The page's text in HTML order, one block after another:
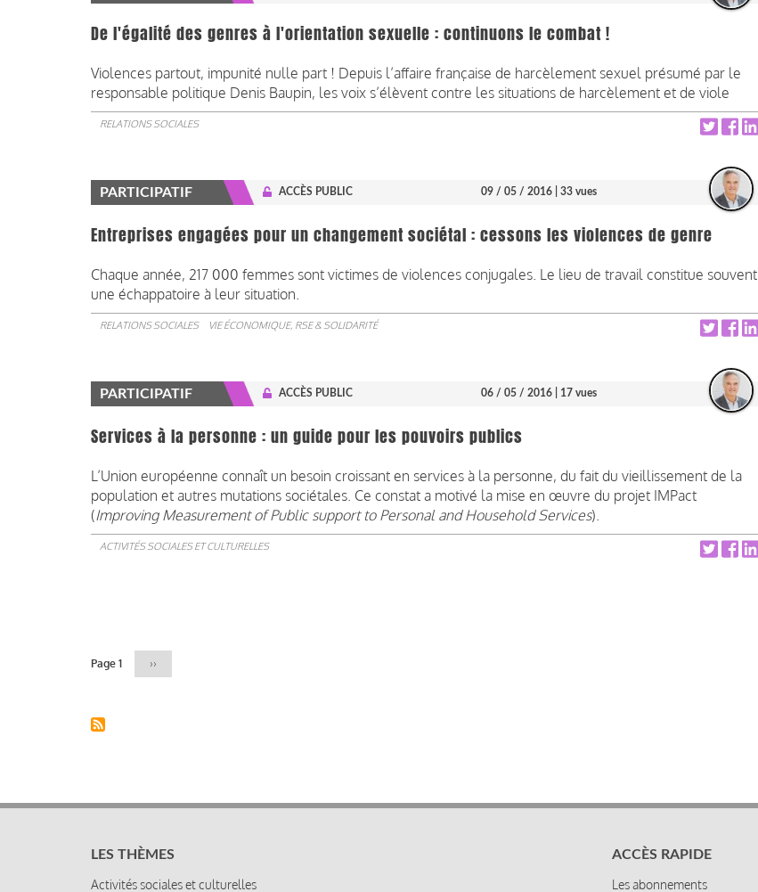
De l'égalité des genres à l'orientation sexuelle : continuons le combat !
Violences partout, impunité nulle part ! Depuis l’affaire française de harcèlement sexuel présumé par le
responsable politique Denis Baupin, les voix s’élèvent contre les situations de harcèlement et de viole
RELATIONS SOCIALES
PARTICIPATIF ACCÈS PUBLIC 09 / 05 / 2016 | 33 vues
Entreprises engagées pour un changement sociétal : cessons les violences de genre
Chaque année, 217 000 femmes sont victimes de violences conjugales. Le lieu de travail constitue souvent
une échappatoire à leur situation.
RELATIONS SOCIALES VIE ÉCONOMIQUE, RSE & SOLIDARITÉ
PARTICIPATIF ACCÈS PUBLIC 06 / 05 / 2016 | 17 vues
Services à la personne : un guide pour les pouvoirs publics
L’Union européenne connaît un besoin croissant en services à la personne, du fait du vieillissement de la
population et autres mutations sociétales. Ce constat a motivé la mise en œuvre du projet IMPact
(Improving Measurement of Public support to Personal and Household Services).
ACTIVITÉS SOCIALES ET CULTURELLES
Page 1
Page
suivante
››
LES THÈMES
Activités sociales et culturelles
ACCÈS RAPIDE
Les abonnements